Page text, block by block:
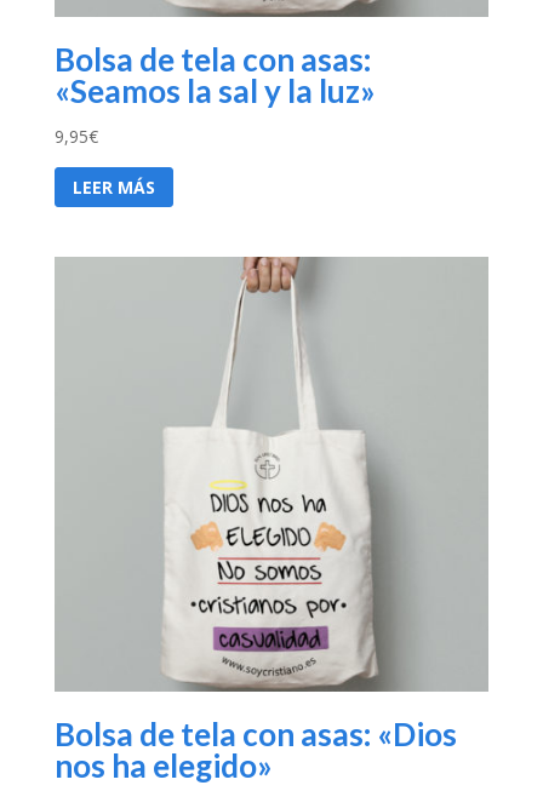
Bolsa de tela con asas:
«Seamos la sal y la luz»
9,95€
LEER MÁS
Bolsa de tela con asas: «Dios
nos ha elegido»